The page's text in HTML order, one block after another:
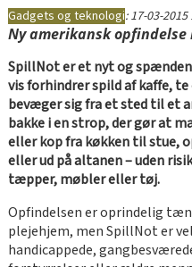
Gadgets og teknologi:17-03-2015
Ny amerikansk
SpillNot er et nyt og
vis forhindrer spild af kaffe,
bevæger sig fra et sted til et
bakke i en strop, der gør at
eller kop fra køkken til stue,
eller ud på altanen – uden
tæpper, møbler eller tøj.
Opfindelsen er oprindelig
plejehjem, men SpillNot er
handicappede,